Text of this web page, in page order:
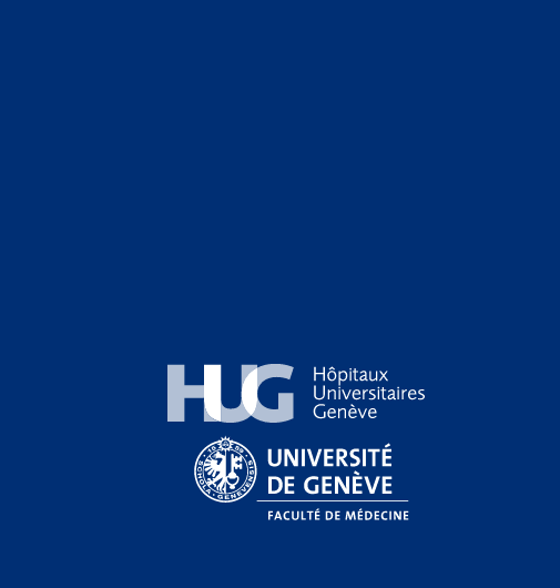
Hôpitaux Universitaires Genève
Université de Genève